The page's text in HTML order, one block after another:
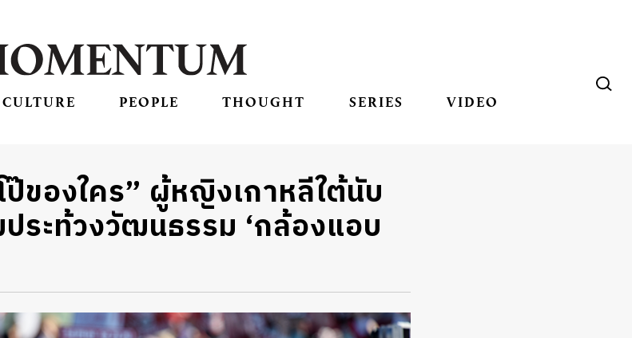
CULTURE PEOPLE THOUGHT SERIES VIDEO
ป๊ของใคร” ผู้หญิงเกาหลีใต้นับ
ระท้วงวัฒนธรรม ‘กล้องแอบ